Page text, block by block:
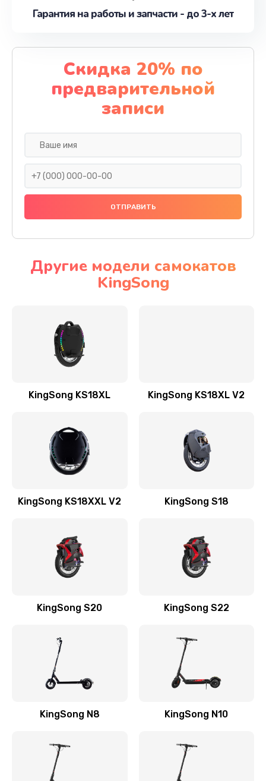
Гарантия на работы и запчасти - до 3-х лет
Скидка 20% по
предварительной
записи
Другие модели самокатов
KingSong
KingSong KS18XL KingSong KS18XL V2
KingSong KS18XXL V2 KingSong S18
KingSong S20 KingSong S22
KingSong N8 KingSong N10